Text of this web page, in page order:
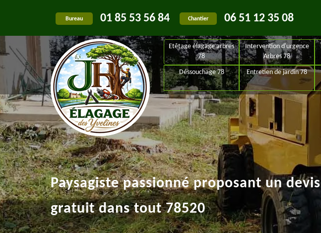
Bureau 01 85 53 56 84 Chantier 06 51 12 35 08
Etêtage élagage arbres
78
Intervention d'urgence
Arbres 78
Déssouchage 78 Entretien de jardin 78
Paysagiste passionné proposant un devis
gratuit dans tout 78520